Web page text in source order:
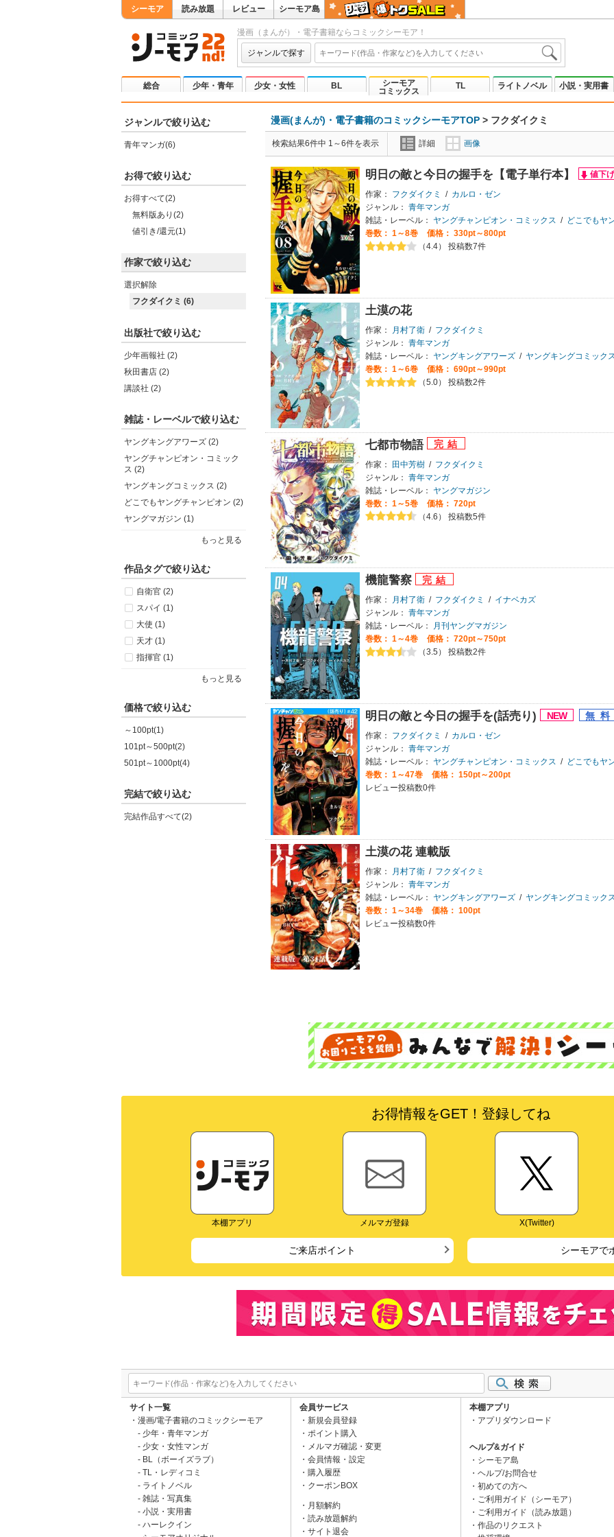
シーモア 読み放題 レビュー シーモア島
漫画（まんが）・電子書籍ならコミックシーモア！
ジャンルで探す
総合 少年・青年 少女・女性 BL
シーモア
コミックス
TL ライトノベル 小説・実用書
ジャンルで絞り込む
青年マンガ(6)
お得で絞り込む
お得すべて(2)
無料版あり(2)
値引き/還元(1)
作家で絞り込む
選択解除
フクダイクミ (6)
出版社で絞り込む
少年画報社 (2)
秋田書店 (2)
講談社 (2)
雑誌・レーベルで絞り込む
ヤングキングアワーズ (2)
ヤングチャンピオン・コミック
ス (2)
ヤングキングコミックス (2)
どこでもヤングチャンピオン (2)
ヤングマガジン (1)
もっと見る
作品タグで絞り込む
自衛官 (2)
スパイ (1)
大使 (1)
天才 (1)
指揮官 (1)
もっと見る
価格で絞り込む
～100pt(1)
101pt～500pt(2)
501pt～1000pt(4)
完結で絞り込む
完結作品すべて(2)
漫画(まんが)・電子書籍のコミックシーモアTOP > フクダイクミ
検索結果6件中 1～6件を表示 詳細 画像
明日の敵と今日の握手を【電子単行本】
作家： フクダイクミ / カルロ・ゼン
ジャンル： 青年マンガ
雑誌・レーベル：
ヤングチャンピオン・コミックス /
どこでもヤン
巻数： 1～8巻
価格： 330pt～800pt
（4.4） 投稿数7件
土漠の花
作家： 月村了衛 / フクダイクミ
ジャンル： 青年マンガ
雑誌・レーベル：
ヤングキングアワーズ / ヤングキングコミック
巻数： 1～6巻
価格： 690pt～990pt
（5.0） 投稿数2件
七都市物語
作家： 田中芳樹 / フクダイクミ
ジャンル： 青年マンガ
雑誌・レーベル：
ヤングマガジン
巻数： 1～5巻
価格： 720pt
（4.6） 投稿数5件
機龍警察
作家： 月村了衛 / フクダイクミ / イナベカズ
ジャンル： 青年マンガ
雑誌・レーベル：
月刊ヤングマガジン
巻数： 1～4巻
価格： 720pt～750pt
（3.5） 投稿数2件
明日の敵と今日の握手を(話売り)
作家： フクダイクミ / カルロ・ゼン
ジャンル： 青年マンガ
雑誌・レーベル：
ヤングチャンピオン・コミックス /
どこでもヤン
巻数： 1～47巻
価格： 150pt～200pt
レビュー投稿数0件
土漠の花 連載版
作家： 月村了衛 / フクダイクミ
ジャンル： 青年マンガ
雑誌・レーベル：
ヤングキングアワーズ / ヤングキングコミック
巻数： 1～34巻
価格： 100pt
レビュー投稿数0件
お得情報をGET！登録してね
本棚アプリ メルマガ登録 X(Twitter)
ご来店ポイント シーモアで
サイト一覧
漫画/電子書籍のコミックシーモア
少年・青年マンガ
少女・女性マンガ
BL（ボーイズラブ）
TL・レディコミ
ライトノベル
雑誌・写真集
小説・実用書
ハーレクイン
会員サービス
新規会員登録
ポイント購入
メルマガ確認・変更
会員情報・設定
購入履歴
クーポンBOX
月額解約
読み放題解約
サイト退会
本棚アプリ
アプリダウンロード
ヘルプ&ガイド
シーモア島
ヘルプ/お問合せ
初めての方へ
ご利用ガイド（シーモア）
ご利用ガイド（読み放題）
作品のリクエスト